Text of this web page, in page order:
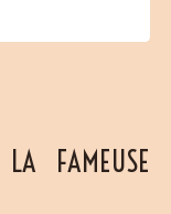
FAMEUSE